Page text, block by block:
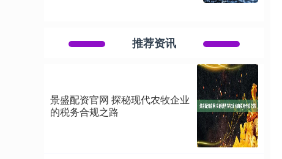
推荐资讯
景盛配资官网 探秘现代农牧企业
的税务合规之路